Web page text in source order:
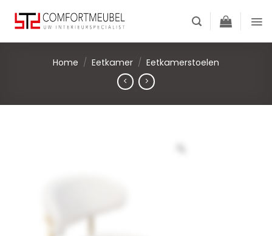
content
Home / Eetkamer / Eetkamerstoelen